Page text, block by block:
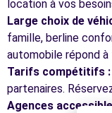
- METZ
location à vos
Large choix de
famille, berline
automobile répond
Tarifs compétitifs :
partenaires.
Agences